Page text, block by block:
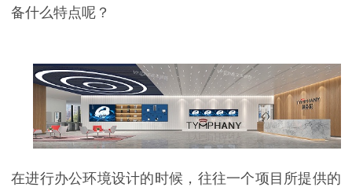
备什么特点呢？
在进行办公环境设计的时候，往往一个项目所提供的